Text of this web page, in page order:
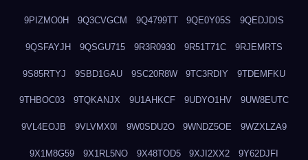
9PIZMO0H 9Q3CVGCM 9Q4799TT 9QE0Y05S 9QEDJDIS
9QSFAYJH 9QSGU715 9R3R0930 9R51T71C 9RJEMRTS
9S85RTYJ 9SBD1GAU 9SC20R8W 9TC3RDIY 9TDEMFKU
9THBOC03 9TQKANJX 9U1AHKCF 9UDYO1HV 9UW8EUTC
9VL4EOJB 9VLVMX0I 9W0SDU2O 9WNDZ5OE 9WZXLZA9
9X1M8G59 9X1RL5NO 9X48TOD5 9XJI2XX2 9Y62DJFI